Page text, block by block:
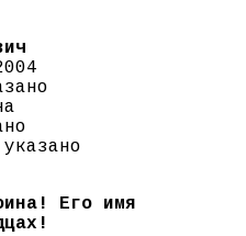
Его имя